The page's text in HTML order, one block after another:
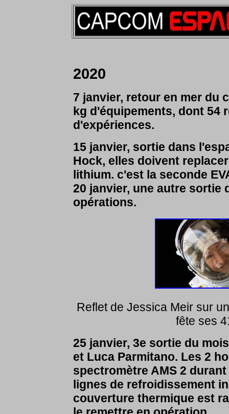
2020
7 janvier, retour en mer du
kg d'équipements, dont 54
d'expériences.
15 janvier, sortie dans
Hock, elles doivent
lithium. c'est la seconde
20 janvier, une autre sortie
opérations.
Reflet de Jessica Meir sur
fête ses
25 janvier, 3e sortie du
et Luca Parmitano. Les 2
spectromètre AMS 2
lignes de refroidissement
couverture thermique est